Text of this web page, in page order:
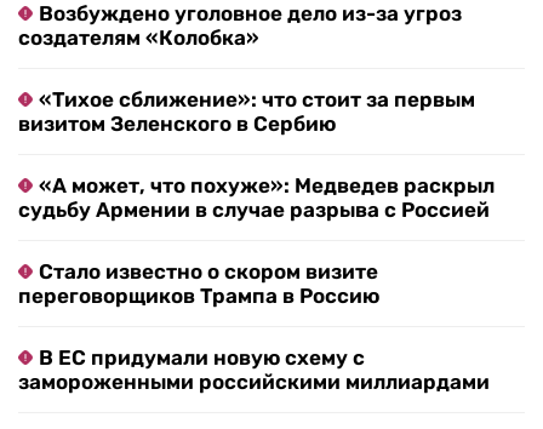
Возбуждено уголовное дело из-за угроз
создателям «Колобка»
«Тихое сближение»: что стоит за первым
визитом Зеленского в Сербию
«А может, что похуже»: Медведев раскрыл
судьбу Армении в случае разрыва с Россией
Стало известно о скором визите
переговорщиков Трампа в Россию
В ЕС придумали новую схему с
замороженными российскими миллиардами